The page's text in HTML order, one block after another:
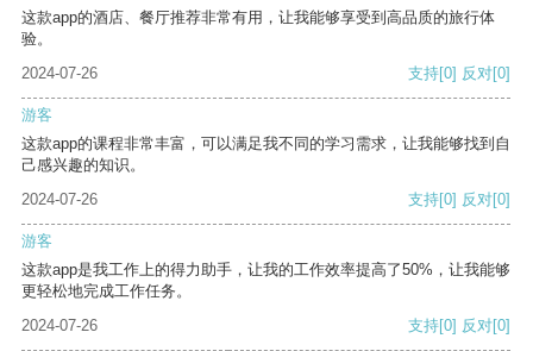
这款app的酒店、餐厅推荐非常有用，让我能够享受到高品质的旅行体
验。
2024-07-26
支持[0] 反对[0]
游客
这款app的课程非常丰富，可以满足我不同的学习需求，让我能够找到自
己感兴趣的知识。
2024-07-26
支持[0] 反对[0]
游客
这款app是我工作上的得力助手，让我的工作效率提高了50%，让我能够
更轻松地完成工作任务。
2024-07-26
支持[0] 反对[0]